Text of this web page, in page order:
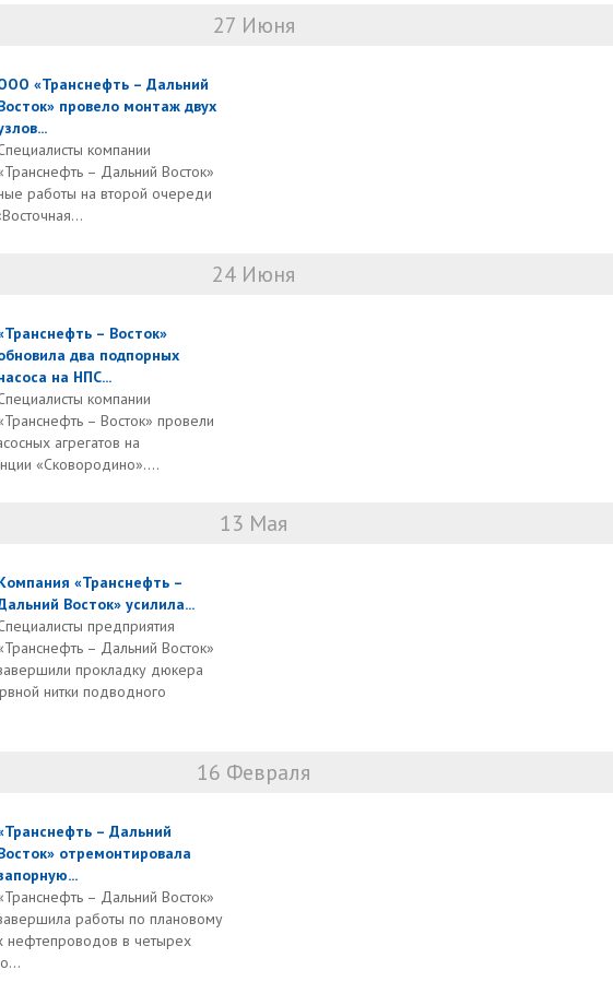
27 Июня
«Транснефть – Дальний
провело монтаж двух
компании
– Дальний Восток»
работы на второй очереди
24 Июня
– Восток»
два подпорных
на НПС...
компании
– Восток» провели
агрегатов на
«Сковородино»....
13 Мая
«Транснефть –
Восток» усилила...
предприятия
– Дальний Восток»
прокладку дюкера
нитки подводного
16 Февраля
– Дальний
отремонтировала
– Дальний Восток»
работы по плановому
нефтепроводов в четырех